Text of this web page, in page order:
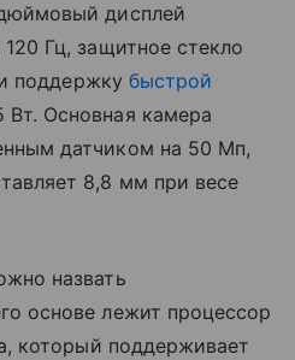
дисплей
Гц, защитное стекло
поддержку быстрой
Основная камера
датчиком на 50 Мп,
8,8 мм при весе
назвать
основе лежит процессор
который поддерживает